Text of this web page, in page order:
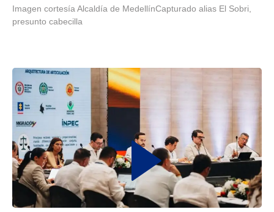
Imagen cortesía Alcaldía de MedellínCapturado alias El Sobri,
presunto cabecilla